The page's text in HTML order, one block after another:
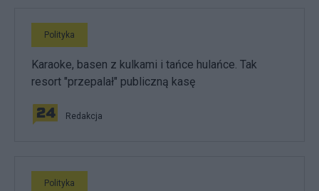
Polityka
Karaoke, basen z kulkami i tańce hulańce. Tak
resort "przepalał" publiczną kasę
Redakcja
Polityka